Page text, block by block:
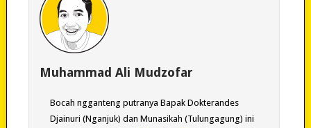
Muhammad Ali Mudzofar
Bocah ngganteng putranya Bapak Dokterandes
Djainuri (Nganjuk) dan Munasikah (Tulungagung) ini